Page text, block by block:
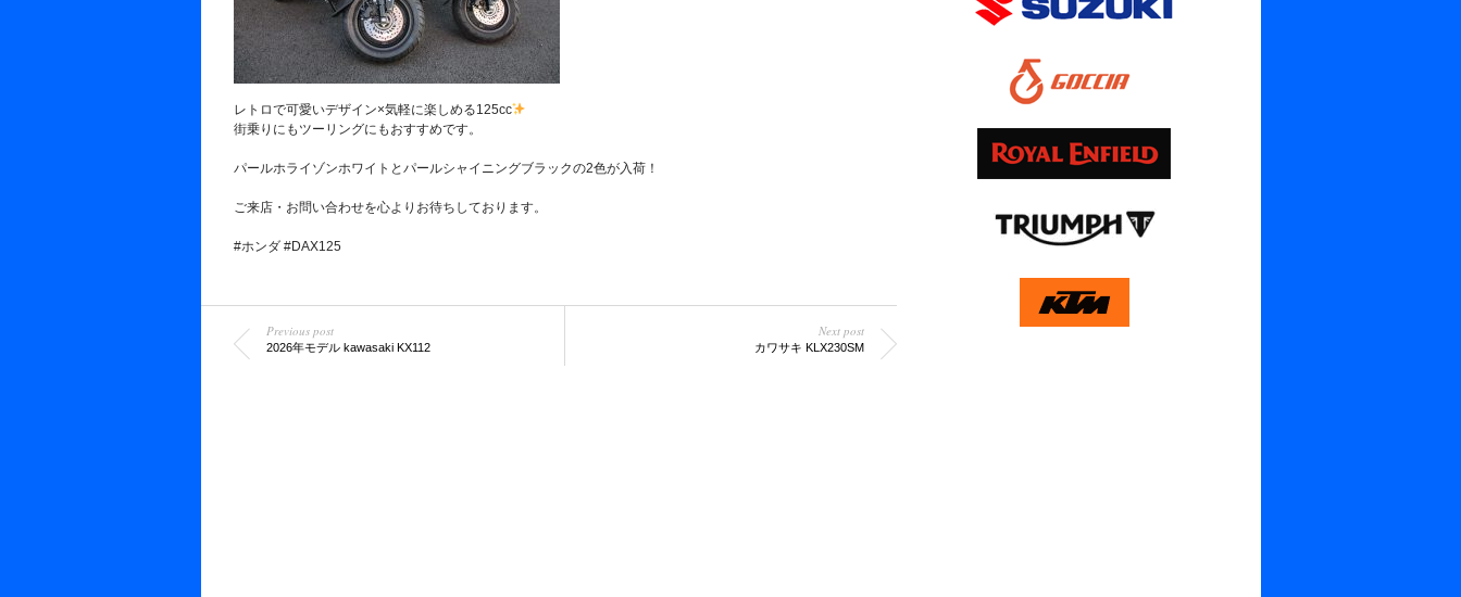
レトロで可愛いデザイン×気軽に楽しめる125cc
街乗りにもツーリングにもおすすめです。
パールホライゾンホワイトとパールシャイニングブラックの2色が入荷！
ご来店・お問い合わせを心よりお待ちしております。
#ホンダ #DAX125
Previous post
2026年モデル kawasaki KX112
Next post
カワサキ KLX230SM